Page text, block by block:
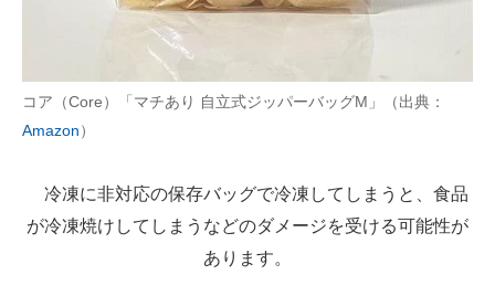
コア（Core）「マチあり 自立式ジッパーバッグM」（出典：
Amazon）
冷凍に非対応の保存バッグで冷凍してしまうと、食品
が冷凍焼けしてしまうなどのダメージを受ける可能性が
あります。